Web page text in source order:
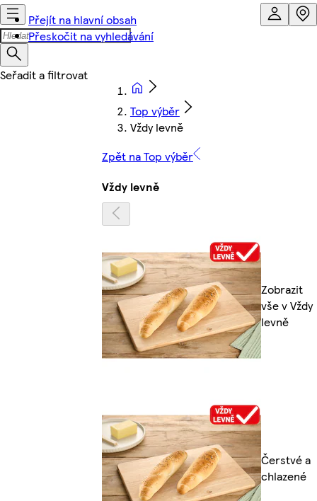
Přejít na hlavní obsah
Přeskočit na vyhledávání
Top výběr
Vždy levně
Zpět na Top výběr
Vždy levně
Zobrazit
vše v Vždy
levně
Čerstvé a
chlazené